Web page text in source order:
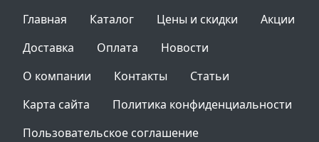
Главная Каталог Цены и скидки
Акции
Доставка
Оплата
Новости
О компании
Контакты
Статьи
Карта сайта
Политика конфиденциальности
Пользовательское соглашение